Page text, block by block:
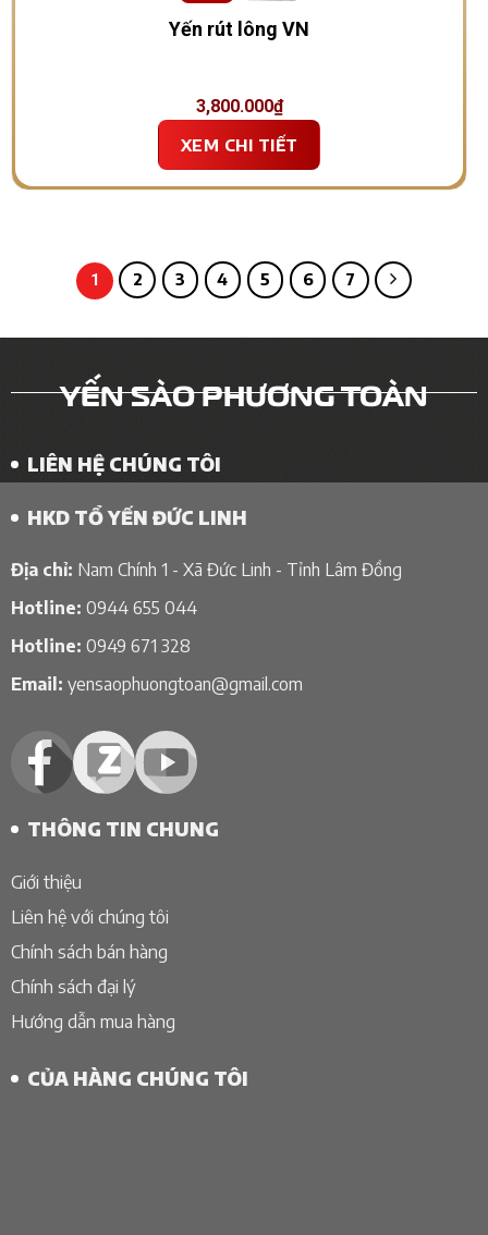
Yến rút lông VN
3,800.000₫
XEM CHI TIẾT
1 2 3 4 5 6 7
YẾN SÀO PHƯƠNG TOÀN
LIÊN HỆ CHÚNG TÔI
HKD TỔ YẾN ĐỨC LINH
Địa chỉ: Nam Chính 1 - Xã Đức Linh - Tỉnh Lâm Đồng
Hotline: 0944 655 044
Hotline: 0949 671 328
Email: yensaophuongtoan@gmail.com
THÔNG TIN CHUNG
Giới thiệu
Liên hệ với chúng tôi
Chính sách bán hàng
Chính sách đại lý
Hướng dẫn mua hàng
CỦA HÀNG CHÚNG TÔI